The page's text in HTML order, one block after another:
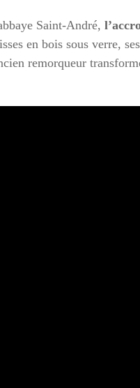
Saint-André,
en bois sous verre,
remorqueur